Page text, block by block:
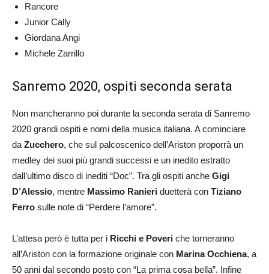
Rancore
Junior Cally
Giordana Angi
Michele Zarrillo
Sanremo 2020, ospiti seconda serata
Non mancheranno poi durante la seconda serata di Sanremo
2020 grandi ospiti e nomi della musica italiana. A cominciare
da Zucchero, che sul palcoscenico dell’Ariston proporrà un
medley dei suoi più grandi successi e un inedito estratto
dall’ultimo disco di inediti “Doc”. Tra gli ospiti anche Gigi
D’Alessio, mentre Massimo Ranieri duetterà con Tiziano
Ferro sulle note di “Perdere l’amore”.
L’attesa però è tutta per i Ricchi e Poveri che torneranno
all’Ariston con la formazione originale con Marina Occhiena, a
50 anni dal secondo posto con “La prima cosa bella”. Infine